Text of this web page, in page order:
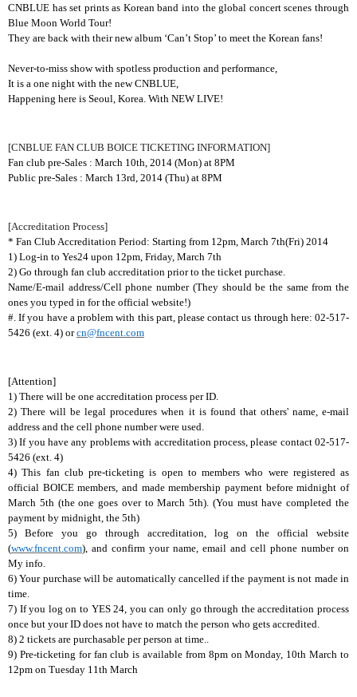
CNBLUE has set prints as Korean band into the global concert scenes through
Blue Moon World Tour!
They are back with their new album ‘Can’t Stop’ to meet the Korean fans!
Never-to-miss show with spotless production and performance,
It is a one night with the new CNBLUE,
Happening here is Seoul, Korea. With NEW LIVE!
[CNBLUE FAN CLUB BOICE TICKETING INFORMATION]
Fan club pre-Sales : March 10th, 2014 (Mon) at 8PM
Public pre-Sales : March 13rd, 2014 (Thu) at 8PM
[Accreditation Process]
* Fan Club Accreditation Period: Starting from 12pm, March 7th(Fri) 2014
1) Log-in to Yes24 upon 12pm, Friday, March 7th
2) Go through fan club accreditation prior to the ticket purchase.
Name/E-mail address/Cell phone number (They should be the same from the
ones you typed in for the official website!)
#. If you have a problem with this part, please contact us through here: 02-517-
5426 (ext. 4) orcn@fncent.com
[Attention]
1) There will be one accreditation process per ID.
2) There will be legal procedures when it is found that others' name, e-mail
address and the cell phone number were used.
3) If you have any problems with accreditation process, please contact 02-517-
5426 (ext. 4)
4) This fan club pre-ticketing is open to members who were registered as
official BOICE members, and made membership payment before midnight of
March 5th (the one goes over to March 5th). (You must have completed the
payment by midnight, the 5th)
5) Before you go through accreditation, log on the official website
(www.fncent.com), and confirm your name, email and cell phone number on
My info.
6) Your purchase will be automatically cancelled if the payment is not made in
time.
7) If you log on to YES 24, you can only go through the accreditation process
once but your ID does not have to match the person who gets accredited.
8) 2 tickets are purchasable per person at time..
9) Pre-ticketing for fan club is available from 8pm on Monday, 10th March to
12pm on Tuesday 11th March